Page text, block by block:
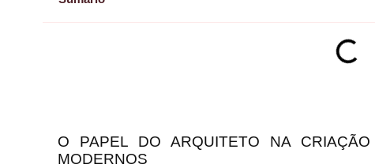
O PAPEL DO ARQUITETO NA
MODERNOS